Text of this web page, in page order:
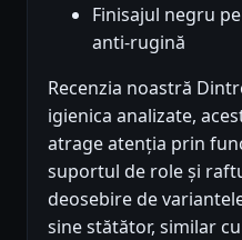
Finisajul negru
anti-rugină
Recenzia noastră
igienica analizate,
atrage atenția prin
suportul de role și
deosebire de
sine stătător, similar